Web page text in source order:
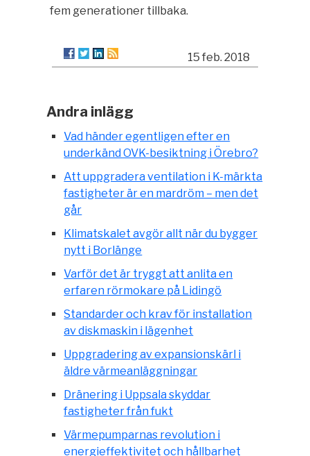
fem generationer tillbaka.
15 feb. 2018
Andra inlägg
Vad händer egentligen efter en
underkänd OVK-besiktning i Örebro?
Att uppgradera ventilation i K-märkta
fastigheter är en mardröm – men det
går
Klimatskalet avgör allt när du bygger
nytt i Borlänge
Varför det är tryggt att anlita en
erfaren rörmokare på Lidingö
Standarder och krav för installation
av diskmaskin i lägenhet
Uppgradering av expansionskärl i
äldre värmeanläggningar
Dränering i Uppsala skyddar
fastigheter från fukt
Värmepumparnas revolution i
energieffektivitet och hållbarhet